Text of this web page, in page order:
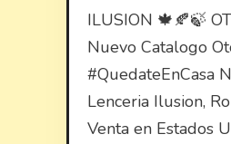
ILUSION 🍁🍂🍃
Nuevo Catalogo
#QuedateEnCasa
Lenceria Ilusion,
Venta en Estados